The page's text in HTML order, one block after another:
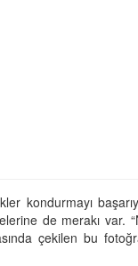
kondurmayı
de merakı var.
çekilen bu